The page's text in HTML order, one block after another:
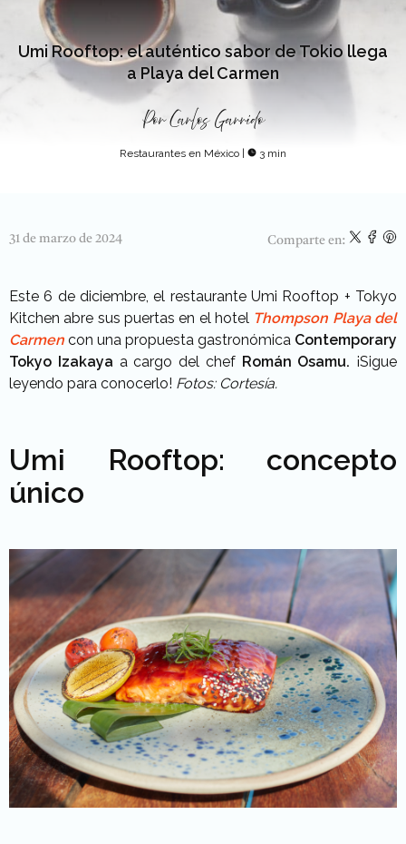
Umi Rooftop: el auténtico sabor de Tokio llega
a Playa del Carmen
PorCarlos Garrido
Restaurantes en México | 3 min
31 de marzo de 2024 Comparte en:
Este 6 de diciembre, el restaurante Umi Rooftop + Tokyo
Kitchen abre sus puertas en el hotel Thompson Playa del
Carmen con una propuesta gastronómica Contemporary
Tokyo Izakaya a cargo del chef Román Osamu. ¡Sigue
leyendo para conocerlo! Fotos: Cortesía.
Umi Rooftop: concepto
único